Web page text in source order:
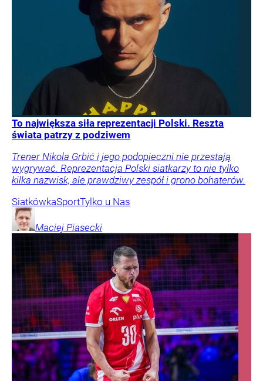
To największa siła reprezentacji Polski. Reszta
świata patrzy z podziwem
Trener Nikola Grbić i jego podopieczni nie przestają
wygrywać. Reprezentacja Polski siatkarzy to nie tylko
kilka nazwisk, ale prawdziwy zespół i grono bohaterów.
SiatkówkaSportTylko u Nas
Maciej Piasecki